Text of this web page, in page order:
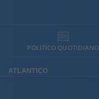
POLITICO QUOTIDIANO
ATLANTICO